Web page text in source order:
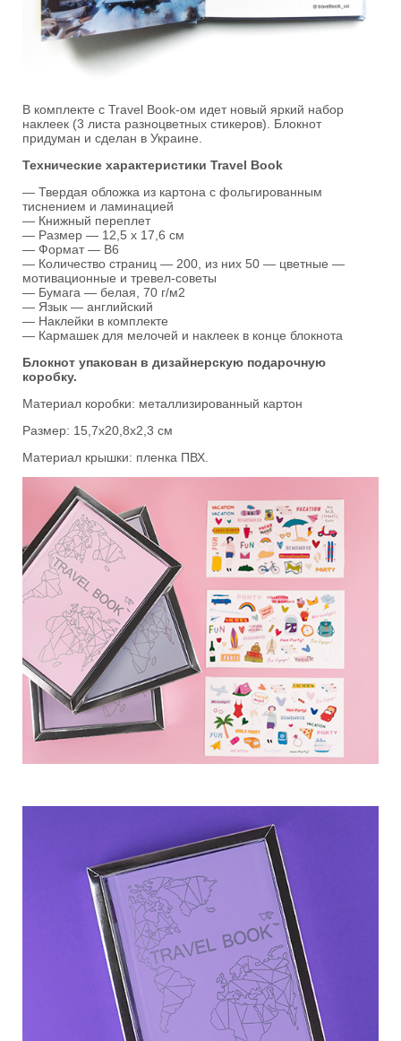
В комплекте с Travel Book-ом идет новый яркий набор
наклеек (3 листа разноцветных стикеров). Блокнот
придуман и сделан в Украине.
Технические характеристики Travel Book
— Твердая обложка из картона с фольгированным
тиснением и ламинацией
— Книжный переплет
— Размер — 12,5 х 17,6 см
— Формат — B6
— Количество страниц — 200, из них 50 — цветные —
мотивационные и тревел-советы
— Бумага — белая, 70 г/м2
— Язык — английский
— Наклейки в комплекте
— Кармашек для мелочей и наклеек в конце блокнота
Блокнот упакован в дизайнерскую подарочную
коробку.
Материал коробки: металлизированный картон
Размер: 15,7х20,8х2,3 см
Материал крышки: пленка ПВХ.